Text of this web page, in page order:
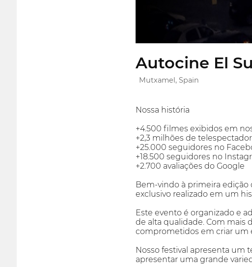
Autocine El
Mutxamel, Spain
Nossa história
+4.500 filmes exibidos em
+2,3 milhões de
+25.000 seguidores no
+18.500 seguidores no
+2.700 avaliações do Google
Bem-vindo à primeira edição
exclusivo realizado em um
Este evento é organizado e
de alta qualidade. Com mais
comprometidos em criar um
Nosso festival apresenta
apresentar uma grande